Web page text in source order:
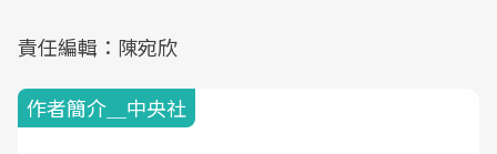
責任編輯：陳宛欣
作者簡介＿中央社